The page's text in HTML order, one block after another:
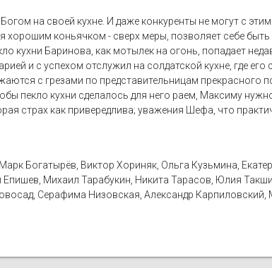
на своей кухне. И даже конкуренты не могут с
хорошим коньячком - сверх меры, позволяет себе
кухни Баринова, как мотылек на огонь, попадает
и с успехом отслужил на солдатской кухне, где его
с грезами по представительницам прекрасного
пекло кухни сделалось для него раем, Максиму
страх как привередлива; уважения Шефа, что
Богатырёв, Виктор Хориняк, Ольга Кузьмина,
Михаил Тарабукин, Никита Тарасов, Юлия
Серафима Низовская, Александр Карпиловский,